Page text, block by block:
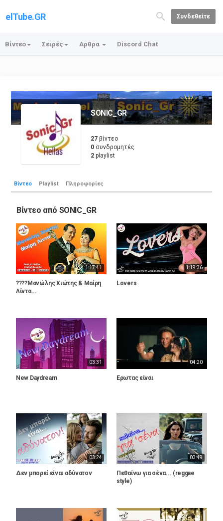
elTube.GR Συνδεθείτε
Βίντεο Σειρές Αρθρα Discord Chat
SONIC_GR
27 βίντεο
0 συνδρομητές
2 playlist
Βίντεο Playlist Πληροφορίες
Βίντεο από SONIC_GR
1:17:41
????Μανώλης Χιώτης & Μαίρη
Λίντα...
1:19:36
Lovers
03:31
Νew Daydream
04:20
Έρωτας είναι
03:24
Δεν μπορεί είναι αδύνατον
03:49
Πεθαίνω για σένα... (reggae
style)